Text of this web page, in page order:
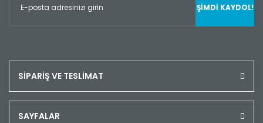
ŞİMDİ KAYDOL!
SİPARİŞ VE TESLİMAT
SAYFALAR